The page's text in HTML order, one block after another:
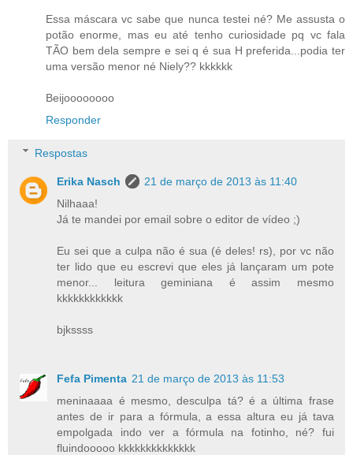
Essa máscara vc sabe que nunca testei né? Me assusta o
potão enorme, mas eu até tenho curiosidade pq vc fala
TÃO bem dela sempre e sei q é sua H preferida...podia ter
uma versão menor né Niely?? kkkkkk
Beijoooooooo
Responder
Respostas
Erika Nasch
21 de março de 2013 às 11:40
Nilhaaa!
Já te mandei por email sobre o editor de vídeo ;)
Eu sei que a culpa não é sua (é deles! rs), por vc não
ter lido que eu escrevi que eles já lançaram um pote
menor... leitura geminiana é assim mesmo
kkkkkkkkkkkk
bjkssss
Fefa Pimenta 21 de março de 2013 às 11:53
meninaaaa é mesmo, desculpa tá? é a última frase
antes de ir para a fórmula, a essa altura eu já tava
empolgada indo ver a fórmula na fotinho, né? fui
fluindooooo kkkkkkkkkkkkkk